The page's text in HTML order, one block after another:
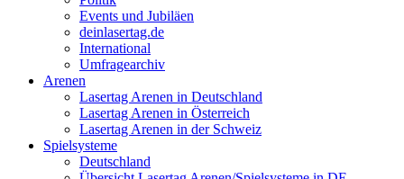
Events und Jubiläen
deinlasertag.de
International
Umfragearchiv
Arenen
Lasertag Arenen in Deutschland
Lasertag Arenen in Österreich
Lasertag Arenen in der Schweiz
Spielsysteme
Deutschland